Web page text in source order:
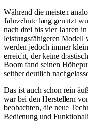
Während die meisten
Jahrzehnte lang genutzt
nach drei bis vier Jahren
leistungsfähigeren Modell
werden jedoch immer
erreicht, der keine
Boom fand seinen
seither deutlich
Das ist auch schon rein
war bei den Herstellern
beobachten, die neue
Bedienung und